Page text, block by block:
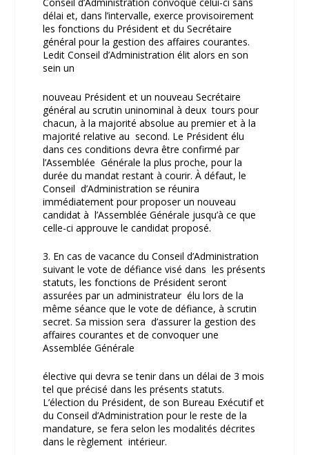
délai et, dans l’intervalle, exerce provisoirement
les fonctions du Président et du Secrétaire
général pour la gestion des affaires courantes.
Ledit Conseil d’Administration élit alors en son
sein un
nouveau Président et un nouveau Secrétaire
général au scrutin uninominal à deux tours pour
chacun, à la majorité absolue au premier et à la
majorité relative au second. Le Président élu
dans ces conditions devra être confirmé par
l’Assemblée Générale la plus proche, pour la
durée du mandat restant à courir. À défaut, le
Conseil d’Administration se réunira
immédiatement pour proposer un nouveau
candidat à l’Assemblée Générale jusqu’à ce que
celle-ci approuve le candidat proposé.
3. En cas de vacance du Conseil d’Administration
suivant le vote de défiance visé dans les présents
statuts, les fonctions de Président seront
assurées par un administrateur élu lors de la
même séance que le vote de défiance, à scrutin
secret. Sa mission sera d’assurer la gestion des
affaires courantes et de convoquer une
Assemblée Générale
élective qui devra se tenir dans un délai de 3 mois
tel que précisé dans les présents statuts.
L’élection du Président, de son Bureau Exécutif et
du Conseil d’Administration pour le reste de la
mandature, se fera selon les modalités décrites
dans le règlement intérieur.